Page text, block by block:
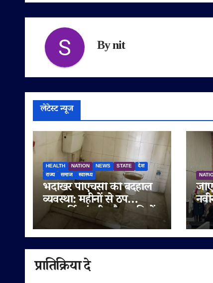
Bynit
लेटेस्ट न्यूज
HEALTH NATION NEWS STATE
देश
राज्य
समाज स्वास्थ्य
भदोखर पीएचसी की बदहाल
व्यवस्था: महीनों से ठप
जलापूर्ति, गंदगी और झाड़ियों
से मरीज परेशान
प्रातिक्रिया दे